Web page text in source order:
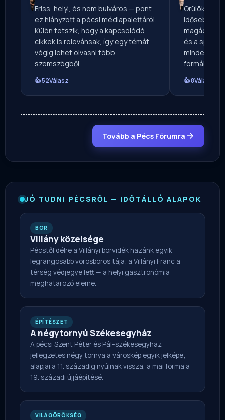
Friss, helyi, és nem bulváros — pont
ez hiányzott a pécsi médiapalettáról.
Külön tetszik, hogy a kapcsolódó
cikkek is relevánsak, így egy témát
végig lehet olvasni több
szemszögből.
👍 52Válasz
Örülök,
idősebb
magáét. A
és a sport
mindegyik
formában.
👍 8Válasz
Tovább a Pécs Fórumra
JÓ TUDNI PÉCSRŐL — IDŐTÁLLÓ ALAPOK
BOR
Villány közelsége
Pécstől délre a Villányi borvidék hazánk egyik
legrangosabb vörösboros tája; a Villányi Franc a
térség védjegye lett — a helyi gasztronómia
meghatározó eleme.
ÉPÍTÉSZET
A négytornyú Székesegyház
A pécsi Szent Péter és Pál-székesegyház
jellegzetes négy tornya a városkép egyik jelképe;
alapjai a 11. századig nyúlnak vissza, a mai forma a
19. századi újjáépítésé.
VILÁGÖRÖKSÉG